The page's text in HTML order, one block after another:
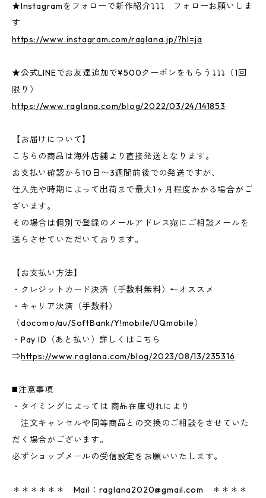
★Instagramをフォローで新作紹介⤵⤵⤵ フォローお願いしま
す
https://www.instagram.com/raglana.jp/?hl=ja
★公式LINEでお友達追加で¥500クーポンをもらう⤵⤵⤵（1回
限り）
https://www.raglana.com/blog/2022/03/24/141853
【お届けについて】
こちらの商品は海外店舗より直接発送となります。
お支払い確認から10日〜3週間前後での発送ですが、
仕入先や時期によって出荷まで最大1ヶ月程度かかる場合がご
ざいます。
その場合は個別で登録のメールアドレス宛にご相談メールを
送らさせていただいております。
【お支払い方法】
・クレジットカード決済（手数料無料）←オススメ
・キャリア決済（手数料）
（docomo/au/SoftBank/Y!mobile/UQmobile）
・Pay ID（あと払い）詳しくはこちら
⇒https://www.raglana.com/blog/2023/08/13/235316
◼️注意事項
・タイミングによっては 商品在庫切れにより
注文キャンセルや同等商品との交換のご相談をさせていた
だく場合がございます。
必ずショップメールの受信設定をお願いいたします。
＊＊＊＊＊＊ Mail： raglana2020@gmail.com ＊＊＊＊